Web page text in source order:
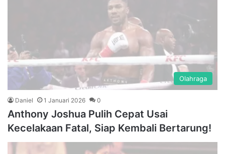
Olahraga
Daniel 1 Januari 2026 0
Anthony Joshua Pulih Cepat Usai
Kecelakaan Fatal, Siap Kembali Bertarung!